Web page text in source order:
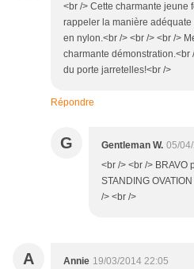
<br /> Cette charmante jeune
rappeler la manière
en nylon.<br /> <br /> <br />
charmante démonstration.<br
du porte jarretelles!<br />
Répondre
G Gentleman W. 05/
<br /> <br /> BRAVO
STANDING
/> <br />
A Annie 19/03/2014 22:05